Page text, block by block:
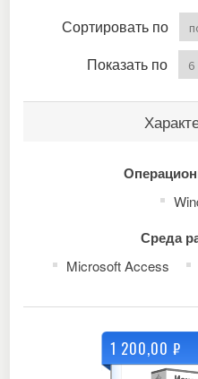
Сортировать по
Показать по
Среда
Microsoft Access
1 200,00 ₽